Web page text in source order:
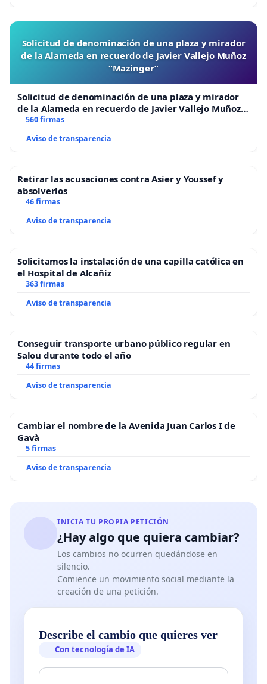
Solicitud de denominación de una plaza y mirador
de la Alameda en recuerdo de Javier Vallejo Muñoz
“Mazinger”
Solicitud de denominación de una plaza y mirador
de la Alameda en recuerdo de Javier Vallejo Muñoz
“Mazinger”
560 firmas
Aviso de transparencia
Retirar las acusaciones contra Asier y Youssef y
absolverlos
46 firmas
Aviso de transparencia
Solicitamos la instalación de una capilla católica en
el Hospital de Alcañiz
363 firmas
Aviso de transparencia
Conseguir transporte urbano público regular en
Salou durante todo el año
44 firmas
Aviso de transparencia
Cambiar el nombre de la Avenida Juan Carlos I de
Gavà
5 firmas
Aviso de transparencia
INICIA TU PROPIA PETICIÓN
¿Hay algo que quiera cambiar?
Los cambios no ocurren quedándose en
silencio.
Comience un movimiento social mediante la
creación de una petición.
Describe el cambio que quieres ver
Con tecnología de IA